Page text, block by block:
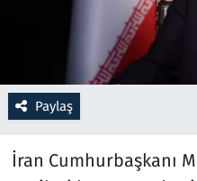
Paylaş
İran Cumhurbaşkanı
Savunma Sanayi
Seçim 2023
Spor